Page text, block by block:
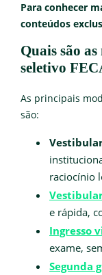
Para conhecer
conteúdos
Quais são
seletivo
As principais
são:
raciocínio
Vestibular
e rápida,
Ingresso
exame,
Segunda